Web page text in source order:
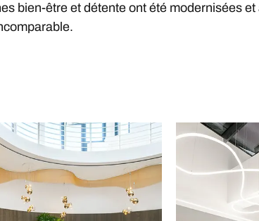
bien-être et détente ont été modernisées